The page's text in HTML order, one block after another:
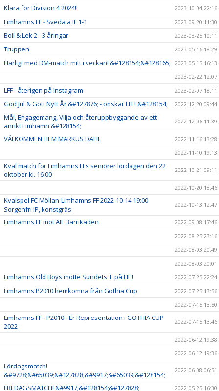
Klara för Division 4 2024!! 2023-10-04 22:16
Limhamns FF - Svedala IF 1-1 2023-09-20 11:30
Boll & Lek 2 - 3 åringar 2023-08-25 10:11
Truppen 2023-05-16 18:29
Härligt med DM-match mitt i veckan! &#128154;&#128165;
2023-05-15 16:13
2023-02-22 12:07
LFF - återigen på Instagram 2023-02-07 18:11
God Jul & Gott Nytt År &#127876; - önskar LFF! &#128154; 2022-12-20 09:44
Mål, Engagemang, Vilja och återuppbyggande av ett
anrikt Limhamn &#128154;
2022-12-06 11:39
VÄLKOMMEN HEM MARKUS DAHL
2022-11-16 13:28
2022-11-10 19:13
Kval match för Limhamns FFs seniorer lördagen den 22
oktober kl. 16.00
2022-10-21 09:11
2022-10-20 18:46
Kvalspel FC Möllan-Limhamns FF 2022-10-14 19:00
Sorgenfri IP, konstgräs
2022-10-13 12:47
Limhamns FF mot AIF Barrikaden
2022-09-08 17:46
2022-08-25 23:16
2022-08-03 20:49
2022-08-03 20:01
Limhamns Old Boys mötte Sundets IF på LIP! 2022-07-25 22:24
Limhamns P2010 hemkomna från Gothia Cup
2022-07-25 13:56
2022-07-15 13:50
Limhamns FF - P2010 - Er Representation i GOTHIA CUP
2022
2022-07-15 13:46
2022-06-12 19:38
2022-06-12 19:36
Lördagsmatch!
&#9728;&#65039;&#127828;&#9917;&#65039;&#128154;
2022-06-08 06:51
FREDAGSMATCH! &#9917;&#128154;&#127828; 2022-05-25 16:30